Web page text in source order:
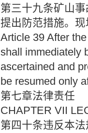
第三十九条矿山
提出防范措施。
Article 39 After
shall immediately
ascertained and
be resumed only
第七章法律责任
CHAPTER VII
第四十条违反本